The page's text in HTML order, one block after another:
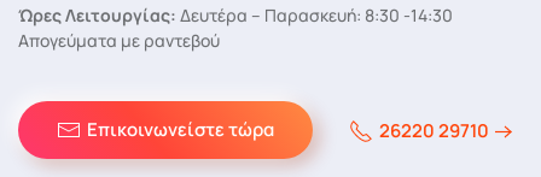
Ώρες Λειτουργίας: Δευτέρα – Παρασκευή: 8:30 -14:30
Απογεύματα με ραντεβού
Επικοινωνείστε τώρα 26220 29710